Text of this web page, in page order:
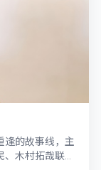
逢的故事线，主
木村拓哉联合